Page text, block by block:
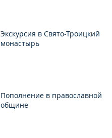
Экскурсия в Свято-Троицкий
монастырь
Пополнение в православной
общине